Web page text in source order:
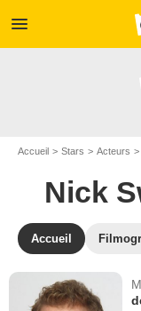
menu
Accueil Stars Acteurs
Nick
Accueil